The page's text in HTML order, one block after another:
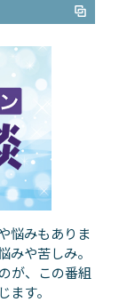
悩みもありま
みや苦しみ。
が、この番組
す。